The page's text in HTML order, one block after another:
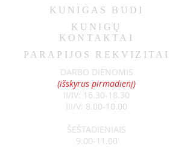
KUNIGAS BUDI
KUNIGŲ
KONTAKTAI
PARAPIJOS REKVIZITAI
DARBO DIENOMIS
(išskyrus pirmadienį)
II/IV: 16.30-18.30
III/V: 8.00-10.00
ŠEŠTADIENIAIS
9.00-11.00